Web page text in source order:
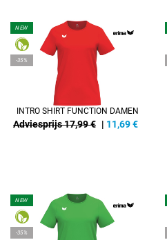
NEW
-35%
INTRO SHIRT FUNCTION DAMEN
Adviesprijs 17,99 € | 11,69€
NEW
-35%